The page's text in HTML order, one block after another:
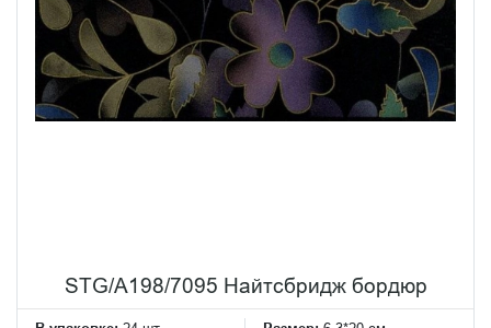
STG/A198/7095 Найтсбридж бордюр